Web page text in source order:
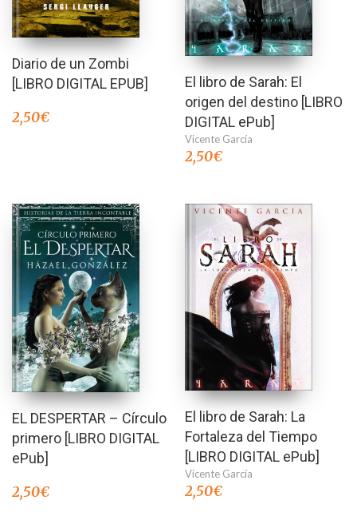
Diario de un Zombi
[LIBRO DIGITAL EPUB]
2,50€
El libro de Sarah: El
origen del destino [LIBRO
DIGITAL ePub]
Vicente García
2,50€
EL DESPERTAR – Círculo
primero [LIBRO DIGITAL
ePub]
2,50€
El libro de Sarah: La
Fortaleza del Tiempo
[LIBRO DIGITAL ePub]
Vicente García
2,50€